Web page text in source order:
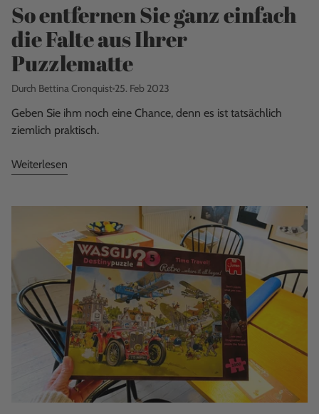
So entfernen Sie ganz einfach
die Falte aus Ihrer
Puzzlematte
Durch Bettina Cronquist 25. Feb 2023
Geben Sie ihm noch eine Chance, denn es ist tatsächlich
ziemlich praktisch.
Weiterlesen